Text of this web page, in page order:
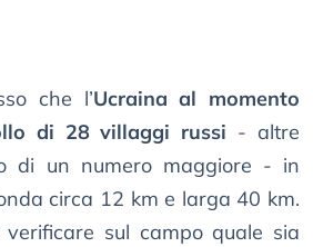
che l’Ucraina al momento
di 28 villaggi russi - altre
di un numero maggiore - in
circa 12 km e larga 40 km.
sul campo quale sia